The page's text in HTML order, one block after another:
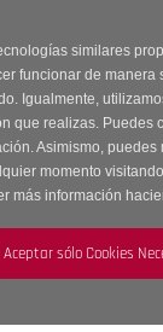
similares
funcionar de
Igualmente,
que realizas. Puedes
Asimismo, puedes
momento
más información
Sección OUTLET